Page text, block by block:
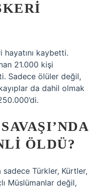
kaybetti.
21.000 kişi
Sadece ölüler değil,
da dahil olmak
ÖLDÜ?
sadece Türkler, Kürtler,
Müslümanlar değil,